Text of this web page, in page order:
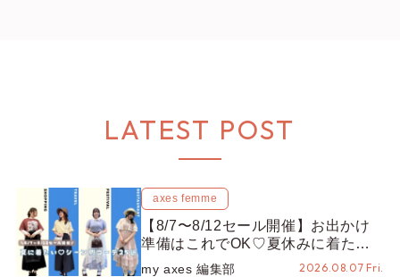
LATEST POST
axes femme
【8/7〜8/12セール開催】お出かけ
準備はこれでOK♡夏休みに着たい
コーデ25選をシーン別に徹底解説！
my axes 編集部 2026.08.07 Fri.